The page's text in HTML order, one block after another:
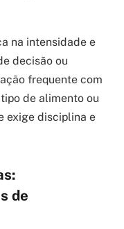
na intensidade e
decisão ou
frequente com
de alimento ou
exige disciplina e
de